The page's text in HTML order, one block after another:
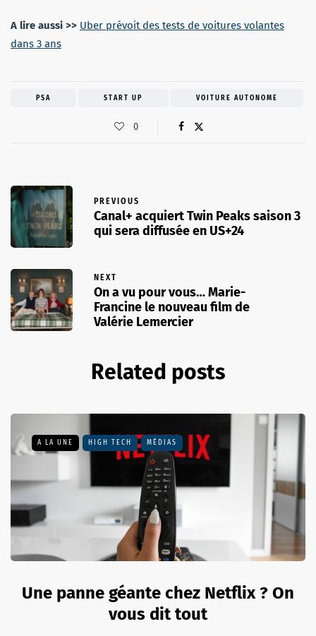
A lire aussi >> Uber prévoit des tests de voitures volantes
dans 3 ans
PSA START UP VOITURE AUTONOME
0
PREVIOUS
Canal+ acquiert Twin Peaks saison 3
qui sera diffusée en US+24
NEXT
On a vu pour vous… Marie-
Francine le nouveau film de
Valérie Lemercier
Related posts
A LA UNE HIGH TECH MÉDIAS
Une panne géante chez Netflix ? On
vous dit tout